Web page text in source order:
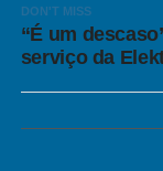
DON'T MISS
“É um
serviço da